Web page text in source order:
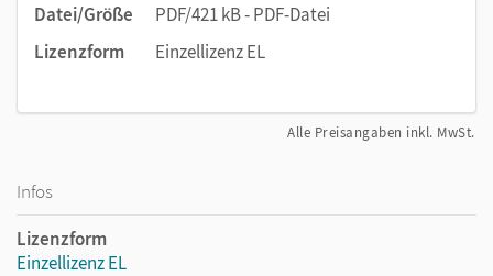
Datei/Größe
PDF/421 kB - PDF-Datei
Lizenzform
Einzellizenz EL
Alle Preisangaben inkl. MwSt.
Infos
Lizenzform
Einzellizenz EL